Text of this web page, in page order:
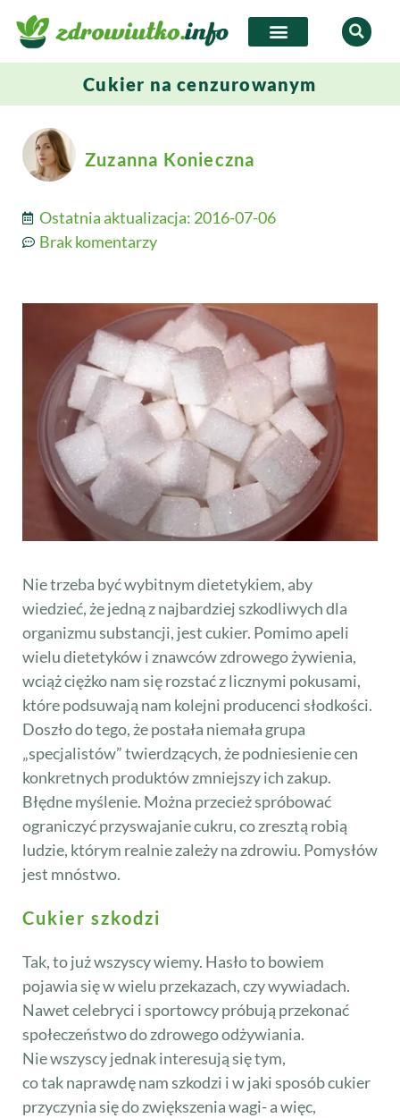
Cukier na cenzurowanym
Zuzanna Konieczna
Ostatnia aktualizacja: 2016-07-06
Brak komentarzy
Nie trzeba być wybitnym dietetykiem, aby
wiedzieć, że jedną z najbardziej szkodliwych dla
organizmu substancji, jest cukier. Pomimo apeli
wielu dietetyków i znawców zdrowego żywienia,
wciąż ciężko nam się rozstać z licznymi pokusami,
które podsuwają nam kolejni producenci słodkości.
Doszło do tego, że postała niemała grupa
„specjalistów” twierdzących, że podniesienie cen
konkretnych produktów zmniejszy ich zakup.
Błędne myślenie. Można przecież spróbować
ograniczyć przyswajanie cukru, co zresztą robią
ludzie, którym realnie zależy na zdrowiu. Pomysłów
jest mnóstwo.
Cukier szkodzi
Tak, to już wszyscy wiemy. Hasło to bowiem
pojawia się w wielu przekazach, czy wywiadach.
Nawet celebryci i sportowcy próbują przekonać
społeczeństwo do zdrowego odżywiania.
Nie wszyscy jednak interesują się tym,
co tak naprawdę nam szkodzi i w jaki sposób cukier
przyczynia się do zwiększenia wagi- a więc,